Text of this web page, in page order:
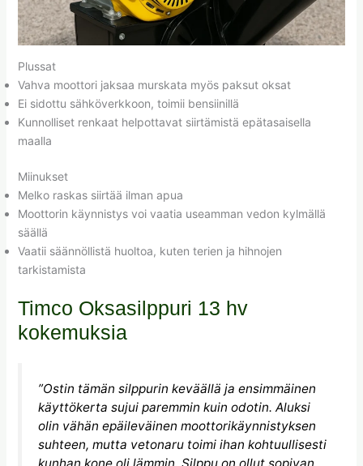
Plussat
Vahva moottori jaksaa murskata myös paksut oksat
Ei sidottu sähköverkkoon, toimii bensiinillä
Kunnolliset renkaat helpottavat siirtämistä epätasaisella
maalla
Miinukset
Melko raskas siirtää ilman apua
Moottorin käynnistys voi vaatia useamman vedon kylmällä
säällä
Vaatii säännöllistä huoltoa, kuten terien ja hihnojen
tarkistamista
Timco Oksasilppuri 13 hv
kokemuksia
”Ostin tämän silppurin keväällä ja ensimmäinen
käyttökerta sujui paremmin kuin odotin. Aluksi
olin vähän epäileväinen moottorikäynnistyksen
suhteen, mutta vetonaru toimi ihan kohtuullisesti